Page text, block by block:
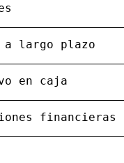
a largo plazo
en caja
financieras